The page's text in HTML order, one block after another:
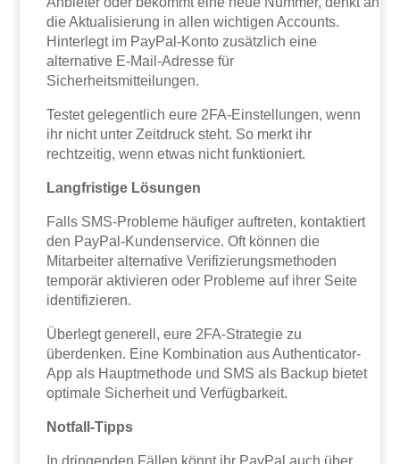
die Aktualisierung in allen wichtigen Accounts.
Hinterlegt im PayPal-Konto zusätzlich eine
alternative E-Mail-Adresse für
Sicherheitsmitteilungen.
Testet gelegentlich eure 2FA-Einstellungen, wenn
ihr nicht unter Zeitdruck steht. So merkt ihr
rechtzeitig, wenn etwas nicht funktioniert.
Langfristige Lösungen
Falls SMS-Probleme häufiger auftreten, kontaktiert
den PayPal-Kundenservice. Oft können die
Mitarbeiter alternative Verifizierungsmethoden
temporär aktivieren oder Probleme auf ihrer Seite
identifizieren.
Überlegt generell, eure 2FA-Strategie zu
überdenken. Eine Kombination aus Authenticator-
App als Hauptmethode und SMS als Backup bietet
optimale Sicherheit und Verfügbarkeit.
Notfall-Tipps
In dringenden Fällen könnt ihr PayPal auch über